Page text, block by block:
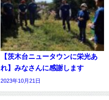
【茨木台ニュータウンに栄光あ
れ】みなさんに感謝します
2023年10月21日